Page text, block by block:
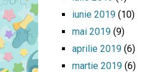
iunie 2019(10)
mai 2019(9)
aprilie 2019(6)
martie 2019(6)